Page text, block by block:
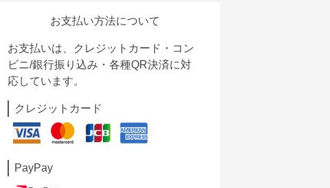
お支払い方法について
お支払いは、クレジットカード・コン
ビニ/銀行振り込み・各種QR決済に対
応しています。
クレジットカード
PayPay